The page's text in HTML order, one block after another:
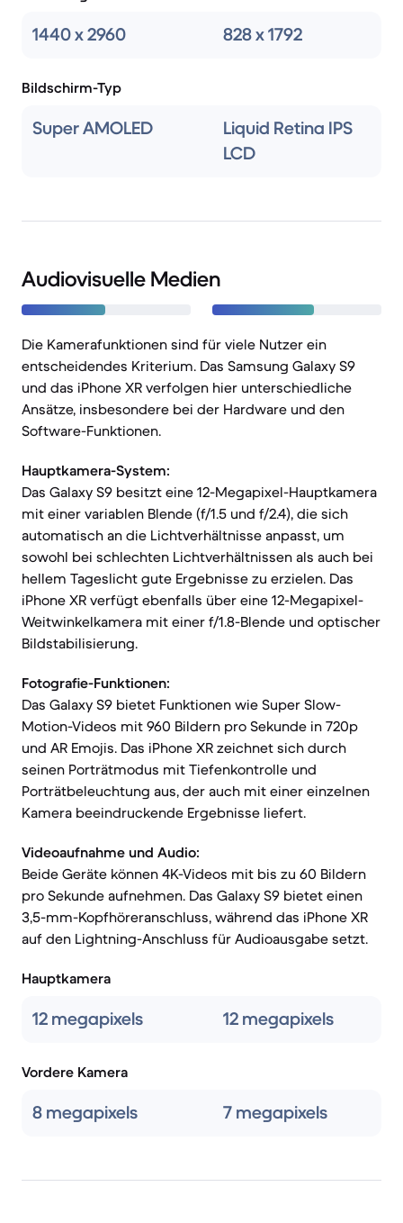
1440 x 2960 828 x 1792
Bildschirm-Typ
Super AMOLED
Liquid Retina IPS
LCD
Audiovisuelle Medien
Die Kamerafunktionen sind für viele Nutzer ein
entscheidendes Kriterium. Das Samsung Galaxy S9
und das iPhone XR verfolgen hier unterschiedliche
Ansätze, insbesondere bei der Hardware und den
Software-Funktionen.
Hauptkamera-System:
Das Galaxy S9 besitzt eine 12-Megapixel-Hauptkamera
mit einer variablen Blende (f/1.5 und f/2.4), die sich
automatisch an die Lichtverhältnisse anpasst, um
sowohl bei schlechten Lichtverhältnissen als auch bei
hellem Tageslicht gute Ergebnisse zu erzielen. Das
iPhone XR verfügt ebenfalls über eine 12-Megapixel-
Weitwinkelkamera mit einer f/1.8-Blende und optischer
Bildstabilisierung.
Fotografie-Funktionen:
Das Galaxy S9 bietet Funktionen wie Super Slow-
Motion-Videos mit 960 Bildern pro Sekunde in 720p
und AR Emojis. Das iPhone XR zeichnet sich durch
seinen Porträtmodus mit Tiefenkontrolle und
Porträtbeleuchtung aus, der auch mit einer einzelnen
Kamera beeindruckende Ergebnisse liefert.
Videoaufnahme und Audio:
Beide Geräte können 4K-Videos mit bis zu 60 Bildern
pro Sekunde aufnehmen. Das Galaxy S9 bietet einen
3,5-mm-Kopfhöreranschluss, während das iPhone XR
auf den Lightning-Anschluss für Audioausgabe setzt.
Hauptkamera
12 megapixels 12 megapixels
Vordere Kamera
8 megapixels 7 megapixels